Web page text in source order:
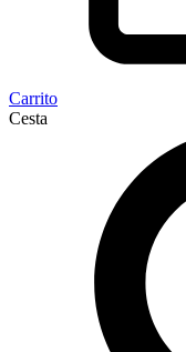
Carrito
Cesta